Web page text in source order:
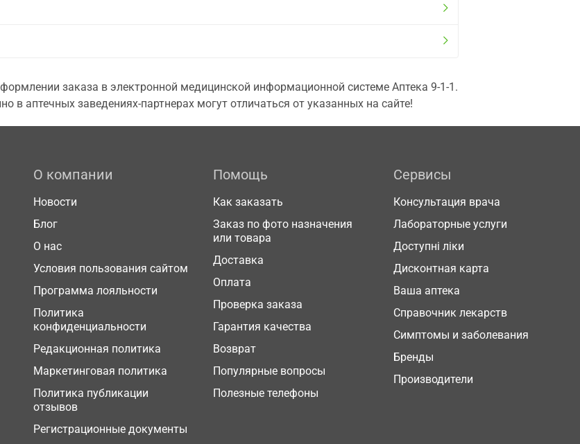
заказа в электронной медицинской информационной системе Аптека 9-1-1.
в аптечных заведениях-партнерах могут отличаться от указанных на сайте!
О компании
Новости
Блог
О нас
Условия пользования сайтом
Программа лояльности
Политика
конфиденциальности
Редакционная политика
Маркетинговая политика
Политика публикации
отзывов
Регистрационные документы
Помощь
Как заказать
Заказ по фото назначения
или товара
Доставка
Оплата
Проверка заказа
Гарантия качества
Возврат
Популярные вопросы
Полезные телефоны
Сервисы
Консультация врача
Лабораторные услуги
Доступні ліки
Дисконтная карта
Ваша аптека
Справочник лекарств
Симптомы и заболевания
Бренды
Производители